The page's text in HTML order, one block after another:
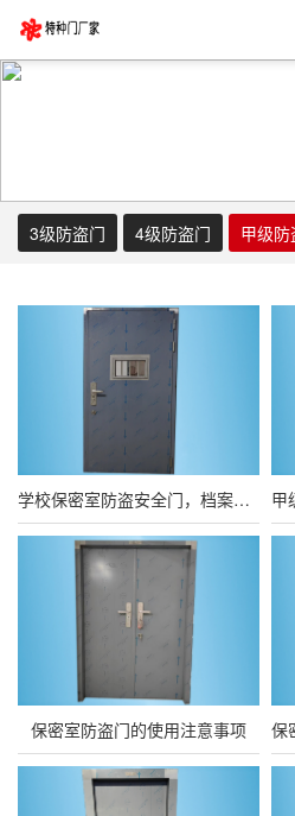
3级防盗门 4级防盗门 甲级防
学校保密室防盗安全门，档案室防火防盗门，保密门GB17565-2007
保密室防盗门的使用注意事项